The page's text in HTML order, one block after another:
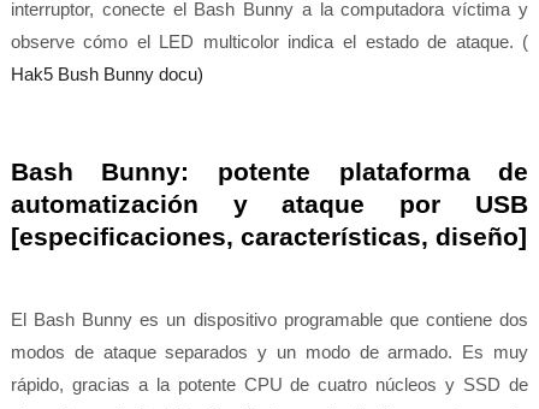
interruptor, conecte el Bash Bunny a la computadora víctima y
observe cómo el LED multicolor indica el estado de ataque. (
Hak5 Bush Bunny docu)
Bash Bunny: potente plataforma de
automatización y ataque por USB
[especificaciones, características, diseño]
El Bash Bunny es un dispositivo programable que contiene dos
modos de ataque separados y un modo de armado. Es muy
rápido, gracias a la potente CPU de cuatro núcleos y SSD de